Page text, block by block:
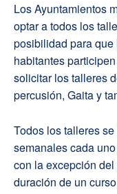
Los Ayuntamientos
optar a todos los
posibilidad para que
habitantes
solicitar los talleres
percusión, Gaita y
Todos los talleres
semanales cada
con la excepción
duración de un